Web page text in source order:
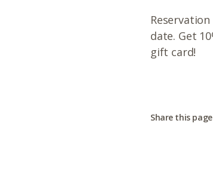
date. Get
gift card!
Share this page